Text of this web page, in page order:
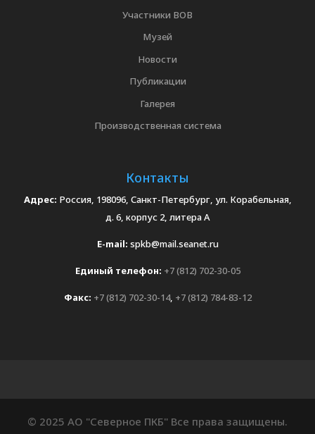
Участники ВОВ
Музей
Новости
Публикации
Галерея
Производственная система
Контакты
Адрес: Россия, 198096, Санкт-Петербург, ул. Корабельная,
д. 6, корпус 2, литера А
E-mail: spkb@mail.seanet.ru
Единый телефон: +7 (812) 702-30-05
Факс: +7 (812) 702-30-14, +7 (812) 784-83-12
© 2025 АО "Северное ПКБ" Все права защищены.